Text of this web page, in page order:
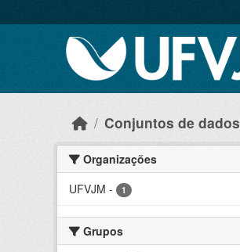
Conjuntos de dados
Organizações
UFVJM - 1
Grupos